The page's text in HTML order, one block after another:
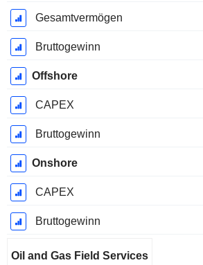
Gesamtvermögen
Bruttogewinn
Offshore
CAPEX
Bruttogewinn
Onshore
CAPEX
Bruttogewinn
Oil and Gas Field Services